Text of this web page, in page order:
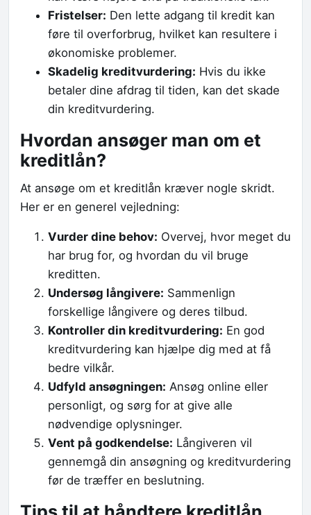
Fristelser: Den lette adgang til kredit kan
føre til overforbrug, hvilket kan resultere i
økonomiske problemer.
Skadelig kreditvurdering: Hvis du ikke
betaler dine afdrag til tiden, kan det skade
din kreditvurdering.
Hvordan ansøger man om et
kreditlån?
At ansøge om et kreditlån kræver nogle skridt.
Her er en generel vejledning:
Vurder dine behov: Overvej, hvor meget du
har brug for, og hvordan du vil bruge
kreditten.
Undersøg långivere: Sammenlign
forskellige långivere og deres tilbud.
Kontroller din kreditvurdering: En god
kreditvurdering kan hjælpe dig med at få
bedre vilkår.
Udfyld ansøgningen: Ansøg online eller
personligt, og sørg for at give alle
nødvendige oplysninger.
Vent på godkendelse: Långiveren vil
gennemgå din ansøgning og kreditvurdering
før de træffer en beslutning.